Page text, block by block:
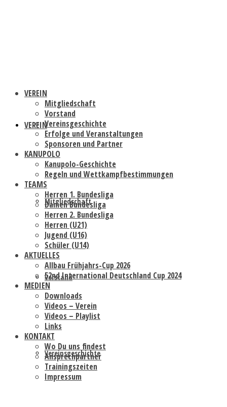
VEREIN
Mitgliedschaft
Vorstand
Vereinsgeschichte
VEREIN
Mitgliedschaft
Vorstand
Vereinsgeschichte
Erfolge und Veranstaltungen
Sponsoren und Partner
KANUPOLO
Kanupolo-Geschichte
Regeln und Wettkampfbestimmungen
TEAMS
Herren 1. Bundesliga
Damen Bundesliga
Herren 2. Bundesliga
Herren (U21)
Jugend (U16)
Schüler (U14)
AKTUELLES
Allbau Frühjahrs-Cup 2026
52nd International Deutschland Cup 2024
MEDIEN
Downloads
Videos – Verein
Videos – Playlist
Links
KONTAKT
Wo Du uns findest
Ansprechpartner
Trainingszeiten
Impressum